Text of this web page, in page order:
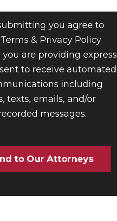
you agree to
& Privacy Policy
you are providing express
to receive automated
including
texts, emails, and/or
messages.
to Our Attorneys